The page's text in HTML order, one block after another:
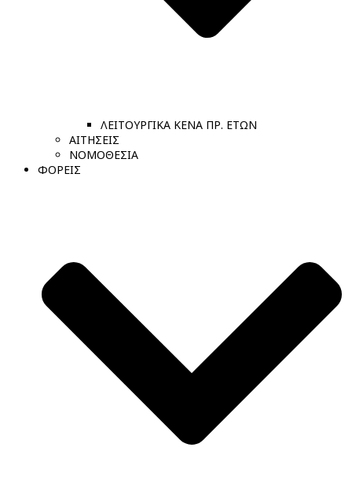
ΛΕΙΤΟΥΡΓΙΚΑ ΚΕΝΑ ΠΡ. ΕΤΩΝ
ΑΙΤΗΣΕΙΣ
ΝΟΜΟΘΕΣΙΑ
ΦΟΡΕΙΣ